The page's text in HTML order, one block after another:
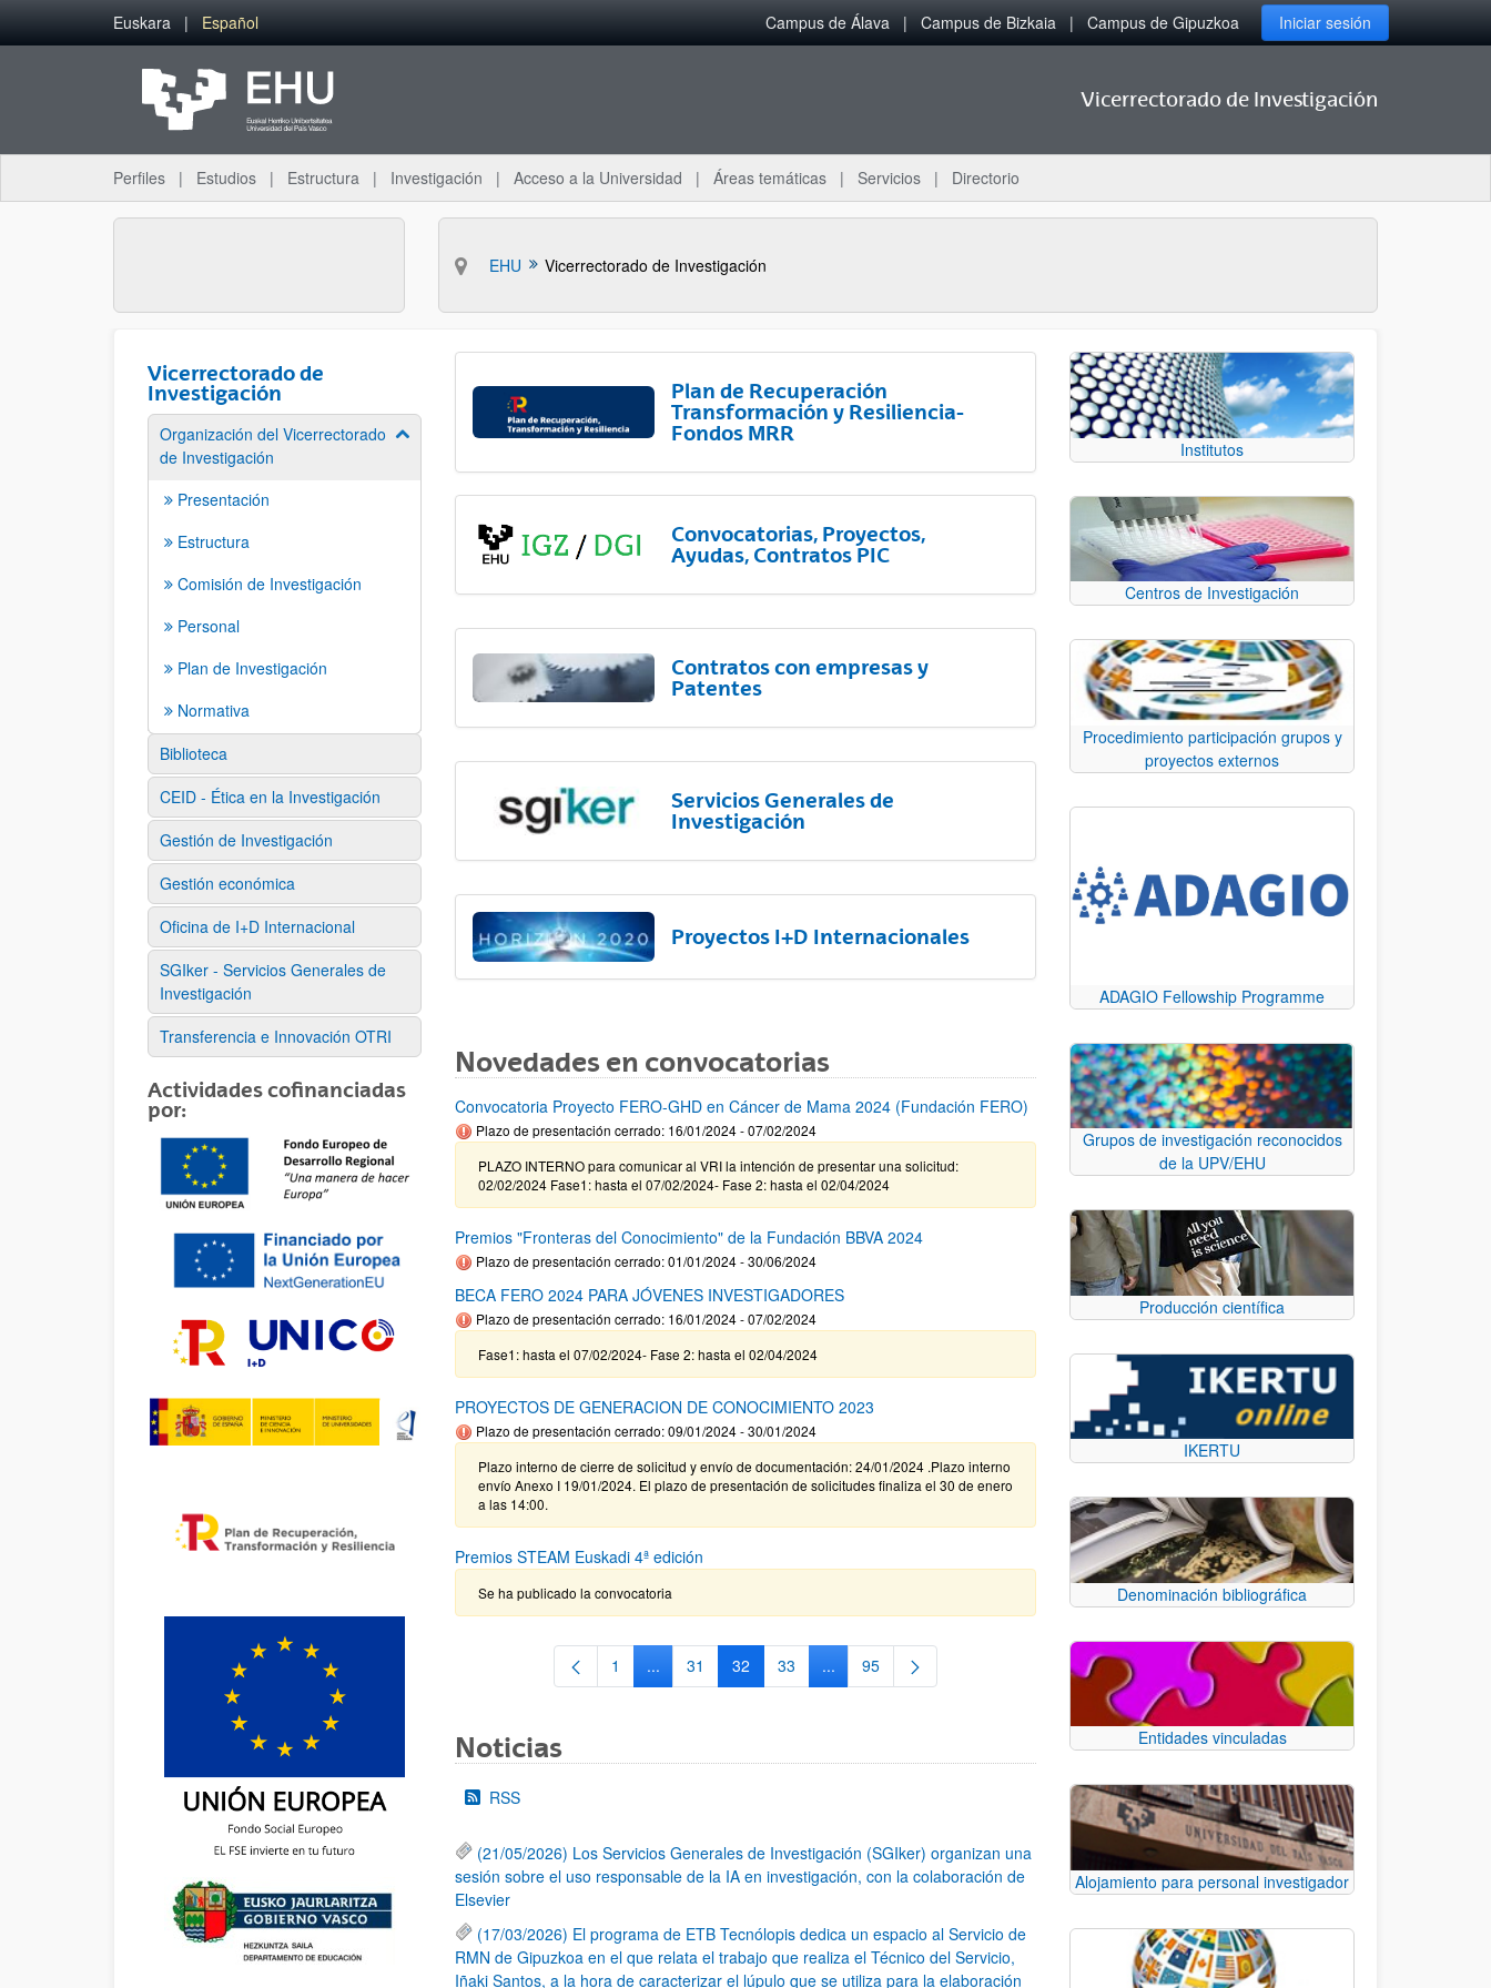
Saltar al contenido principal
Euskara Español Campus de Álava Campus de Bizkaia Campus de Gipuzkoa Iniciar sesión
Vicerrectorado de Investigación
Perfiles Estudios Estructura Investigación Acceso a la Universidad Áreas temáticas Servicios Directorio
EHU Vicerrectorado de Investigación
Vicerrectorado de
Investigación
Organización del Vicerrectorado
de Investigación
Mostrar/ocultar subpáginas
Presentación
Estructura
Comisión de Investigación
Personal
Plan de Investigación
Normativa
Biblioteca
CEID - Ética en la Investigación
Gestión de Investigación
Gestión económica
Oficina de I+D Internacional
SGIker - Servicios Generales de
Investigación
Transferencia e Innovación OTRI
Actividades cofinanciadas
por:
Plan de Recuperación
Transformación y Resiliencia-
Fondos MRR
Convocatorias, Proyectos,
Ayudas, Contratos PIC
Contratos con empresas y
Patentes
Servicios Generales de
Investigación
Proyectos I+D Internacionales
Novedades en convocatorias
Convocatoria Proyecto FERO-GHD en Cáncer de Mama 2024 (Fundación FERO)
Plazo de presentación cerrado: 16/01/2024 - 07/02/2024
PLAZO INTERNO para comunicar al VRI la intención de presentar una solicitud:
02/02/2024 Fase1: hasta el 07/02/2024- Fase 2: hasta el 02/04/2024
Premios "Fronteras del Conocimiento" de la Fundación BBVA 2024
Plazo de presentación cerrado: 01/01/2024 - 30/06/2024
BECA FERO 2024 PARA JÓVENES INVESTIGADORES
Plazo de presentación cerrado: 16/01/2024 - 07/02/2024
Fase1: hasta el 07/02/2024- Fase 2: hasta el 02/04/2024
PROYECTOS DE GENERACION DE CONOCIMIENTO 2023
Plazo de presentación cerrado: 09/01/2024 - 30/01/2024
Plazo interno de cierre de solicitud y envío de documentación: 24/01/2024 .Plazo interno
envío Anexo I 19/01/2024. El plazo de presentación de solicitudes finaliza el 30 de enero
a las 14:00.
Premios STEAM Euskadi 4ª edición
Se ha publicado la convocatoria
Página
1 ...Páginas intermedias Use TAB para desplazarse.
Página
31 Página
32 Página
33 ...Páginas intermedias Use TAB para desplazarse.
Página
95
Noticias
RSS
(21/05/2026) Los Servicios Generales de Investigación (SGIker) organizan una
sesión sobre el uso responsable de la IA en investigación, con la colaboración de
Elsevier
(17/03/2026) El programa de ETB Tecnólopis dedica un espacio al Servicio de
RMN de Gipuzkoa en el que relata el trabajo que realiza el Técnico del Servicio,
Iñaki Santos, a la hora de caracterizar el lúpulo que se utiliza para la elaboración
Institutos
Centros de Investigación
Procedimiento participación grupos y
proyectos externos
ADAGIO Fellowship Programme
Grupos de investigación reconocidos
de la UPV/EHU
Producción científica
IKERTU
Denominación bibliográfica
Entidades vinculadas
Alojamiento para personal investigador